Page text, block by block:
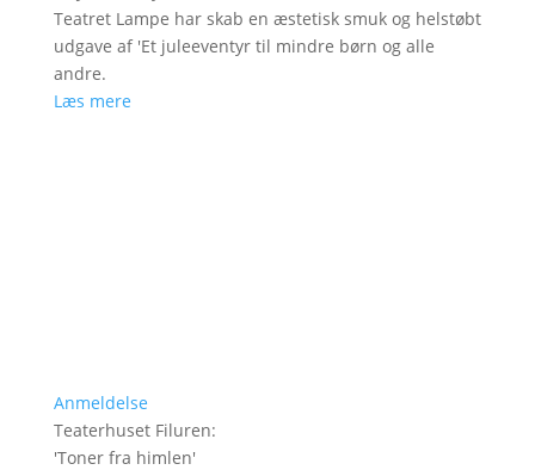
Teatret Lampe har skab en æstetisk smuk og helstøbt
udgave af 'Et juleeventyr til mindre børn og alle
andre.
Læs mere
Anmeldelse
Teaterhuset Filuren:
'Toner fra himlen'